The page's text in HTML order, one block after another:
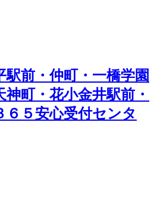
駅前・仲町・一橋学園
町・花小金井駅前・
６５安心受付センタ